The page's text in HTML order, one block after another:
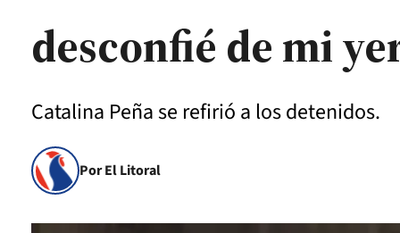
desconfié de mi
Catalina Peña se refirió a los detenidos.
Por El Litoral